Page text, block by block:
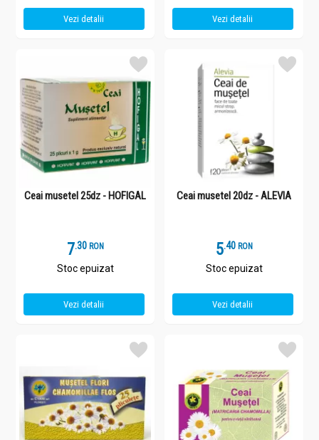
Vezi detalii Vezi detalii
Ceai musetel 25dz - HOFIGAL
7.3 RON
Stoc epuizat
Vezi detalii
Ceai musetel 20dz - ALEVIA
5.4 RON
Stoc epuizat
Vezi detalii